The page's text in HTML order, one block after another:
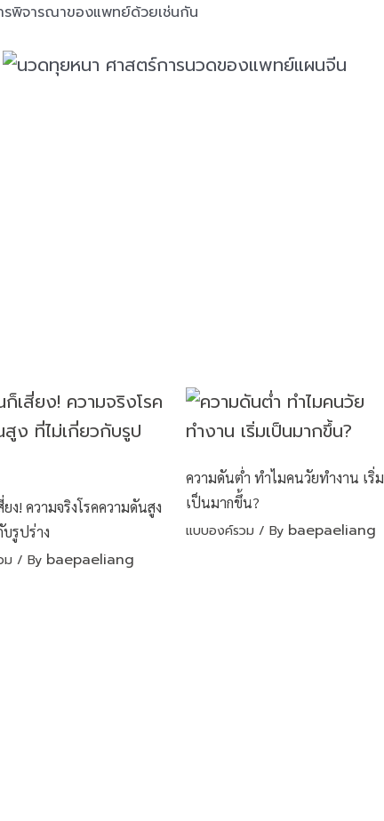
พิจารณาของแพทย์ด้วยเช่นกัน
ง! ความจริงโรคความดันสูง
บรูปร่าง
ม / By baepaeliang
ความดันต่ำ ทำไมคนวัยทำงาน เริ่ม
เป็นมากขึ้น?
แบบองค์รวม / By baepaeliang